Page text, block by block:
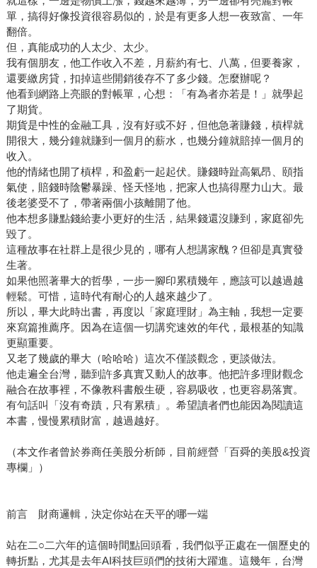
單，搞得好像投資很容易似的，於是有更多人想一夜致富、一年
翻倍。
但，真能成功的人太少、太少。
我有個朋友，他工作收入不差，月薪約有七、八萬，但要養家，
還要繳房貸，扣掉這些開銷後存不了多少錢。怎麼辦呢？
他看到網路上亮眼的對帳單，心想：「有為者亦若是！」就學起
了期貨。
期貨是中性的金融工具，沒有好或不好，但他急著賺錢，槓桿就
開很大，幾分鐘就賺到一個月的薪水，也幾分鐘就賠掉一個月的
收入。
他的情緒也開了槓桿，和盈虧一起起伏。賺錢時趾高氣昂、頤指
氣使，賠錢時陰鬱暴躁、怪天怪地，把家人也搞得壓力山大。最
後老婆受不了，帶著兩個小孩離開了他。
他本想多賺點錢給妻小更好的生活，結果錢還沒賺到，家庭卻先
毀了。
這種故事在社群上是很少見的，哪有人想講家醜？但卻是真實發
生著。
如果他照著畢大的哲學，一步一腳印累積幾年，應該可以越過越
輕鬆。可惜，這時代有耐心的人越來越少了。
所以，畢大此時出書，再度以「家庭理財」為主軸，我想一定要
來寫篇推薦序。因為在這個一切講究速效的年代，最根基的知識
更顯重要。
又老了幾歲的畢大（哈哈哈）這次不僅談觀念，更談做法。
他走遍全台灣，聽到許多真實又動人的故事。他把許多理財觀念
融合在故事裡，不像教科書般生硬，容易吸收，也更容易落實。
有句話叫「沒有奇蹟，只有累積」。希望讀者們也能因為閱讀這
本書，慢慢累積財富，越過越好。
（本文作者曾於券商任美股分析師，目前經營「百舜的美股&投資
專欄」）
前言 財商邏輯，決定你站在天平的哪一端
站在二○二六年的這個時間點回頭看，我們似乎正處在一個歷史的
轉折點，尤其是去年AI科技巨頭們的技術大躍進。這幾年，台灣